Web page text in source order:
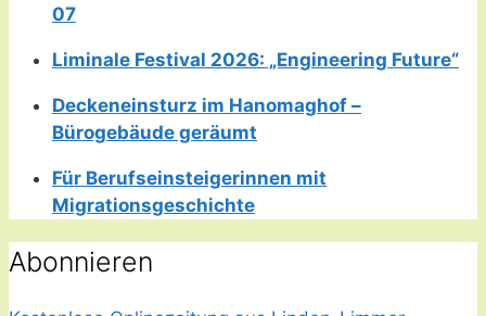
07
Liminale Festival 2026: „Engineering Future“
Deckeneinsturz im Hanomaghof –
Bürogebäude geräumt
Für Berufseinsteigerinnen mit
Migrationsgeschichte
Abonnieren